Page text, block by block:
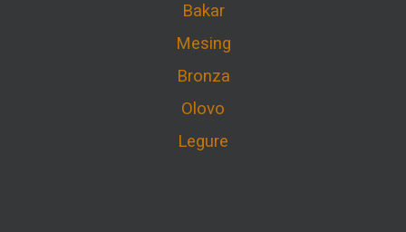
Bakar
Mesing
Bronza
Olovo
Legure